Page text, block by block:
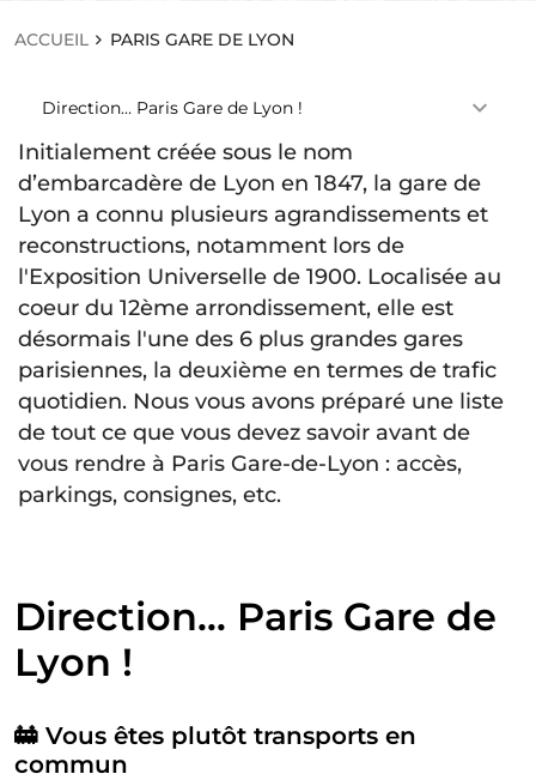
E
D
N
ACCUEIL PARIS GARE DE LYON
Direction… Paris Gare de Lyon !
Initialement créée sous le nom
d’embarcadère de Lyon en 1847, la gare de
Lyon a connu plusieurs agrandissements et
reconstructions, notamment lors de
l'Exposition Universelle de 1900. Localisée au
coeur du 12ème arrondissement, elle est
désormais l'une des 6 plus grandes gares
parisiennes, la deuxième en termes de trafic
quotidien. Nous vous avons préparé une liste
de tout ce que vous devez savoir avant de
vous rendre à Paris Gare-de-Lyon : accès,
parkings, consignes, etc.
Direction… Paris Gare de
Lyon !
🚋 Vous êtes plutôt transports en
commun